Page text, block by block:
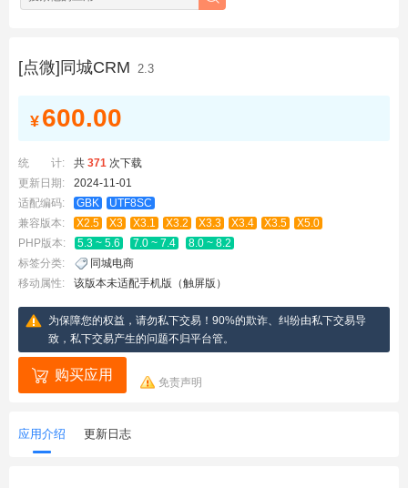
[点微]同城CRM 2.3
¥ 600.00
统 计: 共 371 次下载
更新日期:
2024-11-01
适配编码:
GBK
UTF8SC
兼容版本:
X2.5 X3 X3.1 X3.2 X3.3 X3.4 X3.5
X5.0
PHP版本:
5.3 ~ 5.6 7.0 ~ 7.4
8.0 ~ 8.2
标签分类:
同城电商
移动属性:
该版本未适配手机版（触屏版）
为保障您的权益，请勿私下交易！90%的欺诈、纠纷由私下交易导
致，私下交易产生的问题不归平台管。
购买应用 免责声明
应用介绍 更新日志